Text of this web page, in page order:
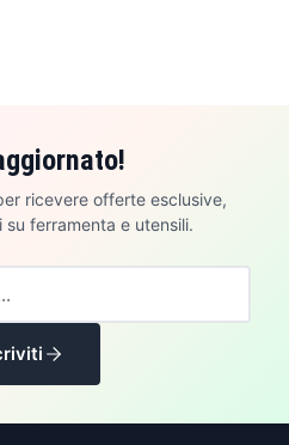
ricevere offerte esclusive,
ferramenta e utensili.